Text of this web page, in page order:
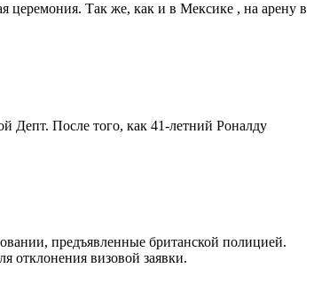
церемония. Так же, как и в Мексике , на арену в
Депт. После того, как 41-летний Роналду
предъявленные британской полицией.
отклонения визовой заявки.